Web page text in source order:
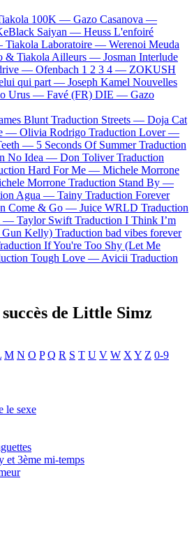
100K — Gazo Casanova —
Saiyan — Heuss L'enfoiré
Tiakola Laboratoire — Werenoi Meuda
& TiakolaAilleurs — Josman Interlude
— Ofenbach 1 2 3 4 — ZOKUSH
qui part — Joseph Kamel Nouvelles
Urus — Favé (FR) DIE — Gazo
Blunt Traduction Streets — Doja Cat
— Olivia Rodrigo Traduction Lover —
— 5 Seconds Of Summer Traduction
No Idea — Don Toliver Traduction
Hard For Me — Michele Morrone
Morrone Traduction Stand By —
Agua — Tainy Traduction Forever
Come & Go — Juice WRLD Traduction
— Taylor Swift Traduction I Think I’m
Kelly) Traduction bad vibes forever
If You're Too Shy (Let Me
Tough Love —Avicii Traduction
de Little Simz
M N O P Q R S T U V W X Y Z 0-9
le sexe
et 3ème mi-temps